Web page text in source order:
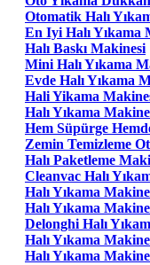
Otomatik Halı
En Iyi Halı Yıkama
Halı Baskı Makinesi
Mini Halı Yıkama
Evde Halı Yıkama
Hali Yikama
Halı Yıkama
Hem Süpürge
Zemin Temizleme
Halı Paketleme
Cleanvac Halı
Halı Yıkama
Halı Yıkama
Delonghi Halı
Halı Yıkama
Halı Yıkama